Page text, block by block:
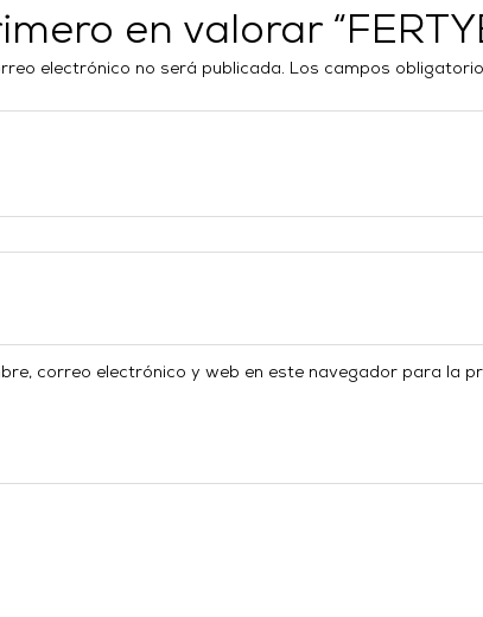
en valorar
electrónico no será publicada. Los campos
correo electrónico y web en este navegador para la